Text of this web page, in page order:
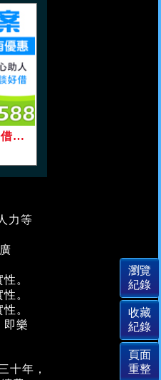
「桃園借錢」保證好借好談，軍公教學生，低息專案，誠心助人「即樂貸」
力等
。
。
。
即樂
十年，